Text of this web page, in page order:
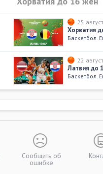
25
Хорватия
Баскетбол.
22
Латвия до
Баскетбол.
21
17
Хорватия
Баскетбол.
Сообщить об
ошибке